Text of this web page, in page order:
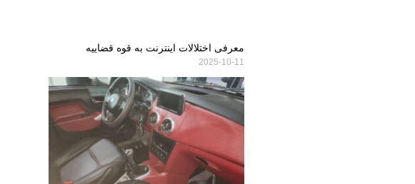
معرفی اختلالات اینترنت به قوه قضاییه
2025-10-11